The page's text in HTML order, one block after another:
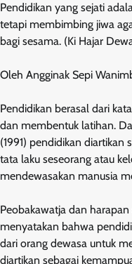
Pendidikan yang sejati
tetapi membimbing jiwa
bagi sesama. (Ki Hajar
Oleh Angginak Sepi
Pendidikan berasal dari
dan membentuk latihan.
(1991) pendidikan diartikan
tata laku seseorang atau
mendewasakan manusia
Peobakawatja dan
menyatakan bahwa
dari orang dewasa untuk
diartikan sebagai